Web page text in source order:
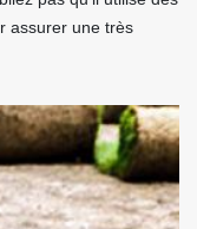
assurer une très